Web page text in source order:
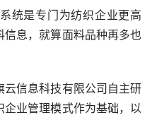
统是专门为纺织企业更高
息，就算面料品种再多也
信息科技有限公司自主研
业管理模式作为基础，以